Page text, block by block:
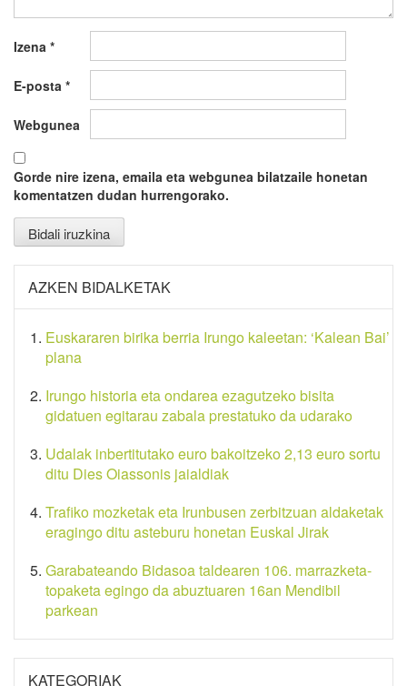
Izena *
E-posta *
Webgunea
Gorde nire izena, emaila eta webgunea bilatzaile honetan
komentatzen dudan hurrengorako.
AZKEN BIDALKETAK
Euskararen birika berria Irungo kaleetan: ‘Kalean Bai’
plana
Irungo historia eta ondarea ezagutzeko bisita
gidatuen egitarau zabala prestatuko da udarako
Udalak inbertitutako euro bakoitzeko 2,13 euro sortu
ditu Dies Oiassonis jaialdiak
Trafiko mozketak eta Irunbusen zerbitzuan aldaketak
eragingo ditu asteburu honetan Euskal Jirak
Garabateando Bidasoa taldearen 106. marrazketa-
topaketa egingo da abuztuaren 16an Mendibil
parkean
KATEGORIAK